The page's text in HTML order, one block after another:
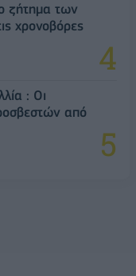
ζήτημα των
χρονοβόρες
: Οι
από